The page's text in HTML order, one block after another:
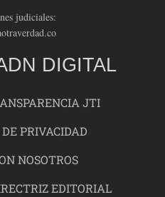
judiciales:
DIGITAL
JTI
PRIVACIDAD
NOSOTROS
EDITORIAL